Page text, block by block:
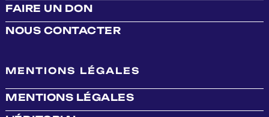
FAIRE UN DON
NOUS CONTACTER
MENTIONS LÉGALES
MENTIONS LÉGALES